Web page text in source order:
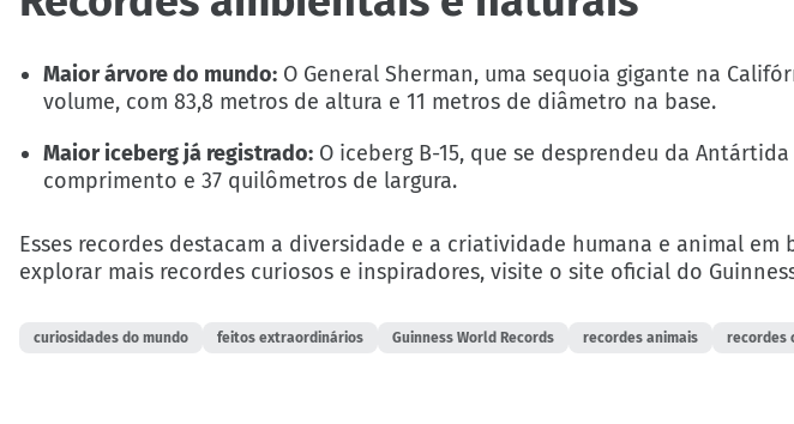
Maior árvore do mundo: O General Sherman, uma sequoia gigante na
volume, com 83,8 metros de altura e 11 metros de diâmetro na base.
Maior iceberg já registrado: O iceberg B-15, que se desprendeu da
comprimento e 37 quilômetros de largura.
Esses recordes destacam a diversidade e a criatividade humana e animal em
explorar mais recordes curiosos e inspiradores, visite o site oficial do
curiosidades do mundo feitos extraordinários Guinness World Records recordes animais recordes